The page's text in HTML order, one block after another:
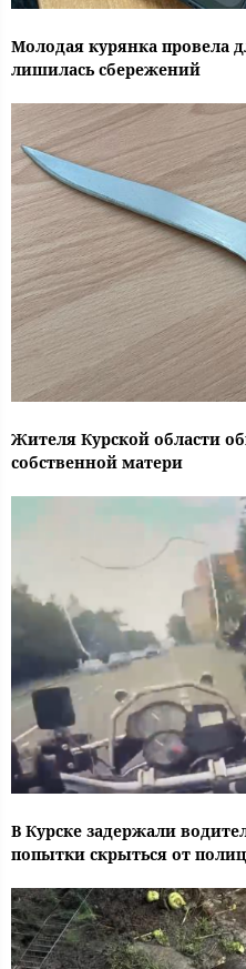
Молодая курянка провела
лишилась сбережений
Жителя Курской области
собственной матери
В Курске задержали
попытки скрыться от